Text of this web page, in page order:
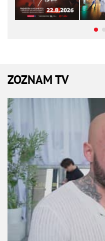
ZOZNAM TV